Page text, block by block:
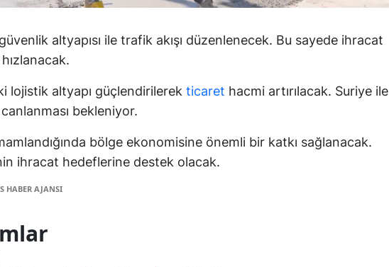
Kayseri
Kırklareli
Kırşehir
altyapısı ile trafik akışı düzenlenecek. Bu sayede ihracat
lojistik altyapı güçlendirilerek ticaret hacmi artırılacak. Suriye ile
bekleniyor.
bölge ekonomisine önemli bir katkı sağlanacak.
ihracat hedeflerine destek olacak.
HABER AJANSI